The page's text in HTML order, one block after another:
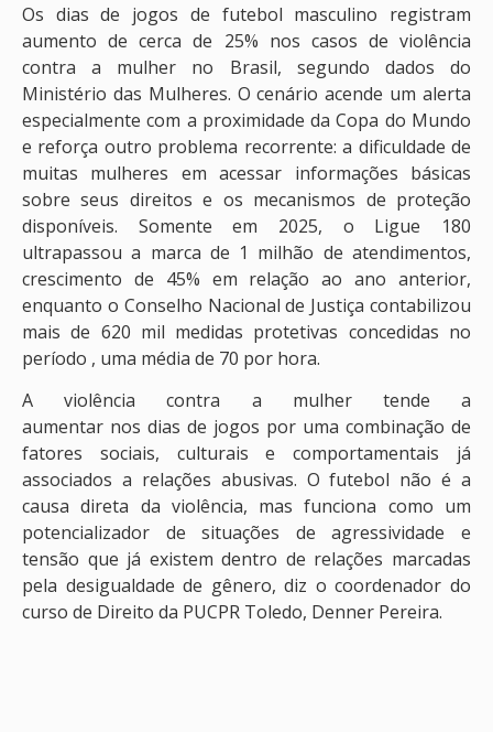
Os dias de jogos de futebol masculino registram
aumento de cerca de 25% nos casos de violência
contra a mulher no Brasil, segundo dados do
Ministério das Mulheres. O cenário acende um alerta
especialmente com a proximidade da Copa do Mundo
e reforça outro problema recorrente: a dificuldade de
muitas mulheres em acessar informações básicas
sobre seus direitos e os mecanismos de proteção
disponíveis. Somente em 2025, o Ligue 180
ultrapassou a marca de 1 milhão de atendimentos,
crescimento de 45% em relação ao ano anterior,
enquanto o Conselho Nacional de Justiça contabilizou
mais de 620 mil medidas protetivas concedidas no
período , uma média de 70 por hora.
A violência contra a mulher tende a
aumentar nos dias de jogos por uma combinação de
fatores sociais, culturais e comportamentais já
associados a relações abusivas. O futebol não é a
causa direta da violência, mas funciona como um
potencializador de situações de agressividade e
tensão que já existem dentro de relações marcadas
pela desigualdade de gênero, diz o coordenador do
curso de Direito da PUCPR Toledo, Denner Pereira.